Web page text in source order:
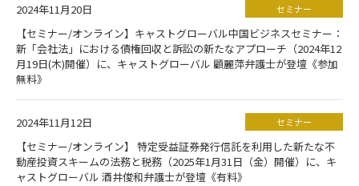
2024年11月20日 セミナー
【セミナー/オンライン】キャストグローバル中国ビジネスセミナー：
新「会社法」における債権回収と訴訟の新たなアプローチ（2024年12
月19日(木)開催）に、キャストグローバル 顧麗萍弁護士が登壇《参加
無料》
2024年11月12日 セミナー
【セミナー/オンライン】 特定受益証券発行信託を利用した新たな不
動産投資スキームの法務と税務（2025年1月31日（金）開催）に、キ
ャストグローバル 酒井俊和弁護士が登壇《有料》